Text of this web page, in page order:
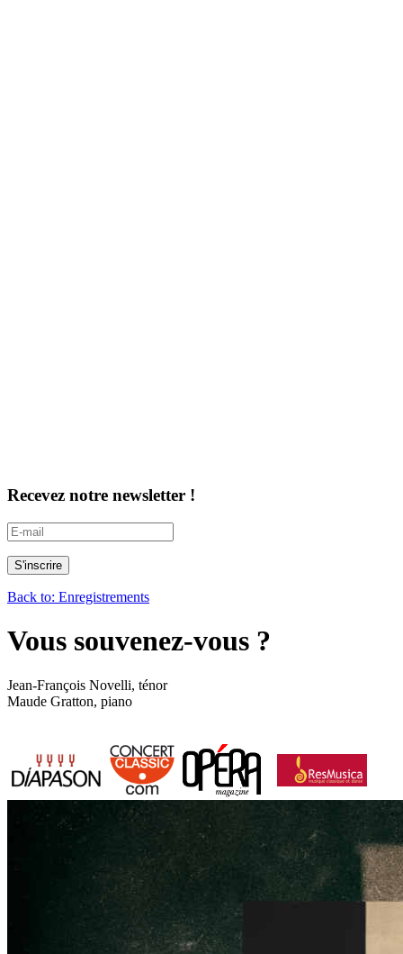
Recevez notre newsletter !
Back to: Enregistrements
Vous souvenez-vous ?
Jean-François Novelli, ténor
Maude Gratton, piano